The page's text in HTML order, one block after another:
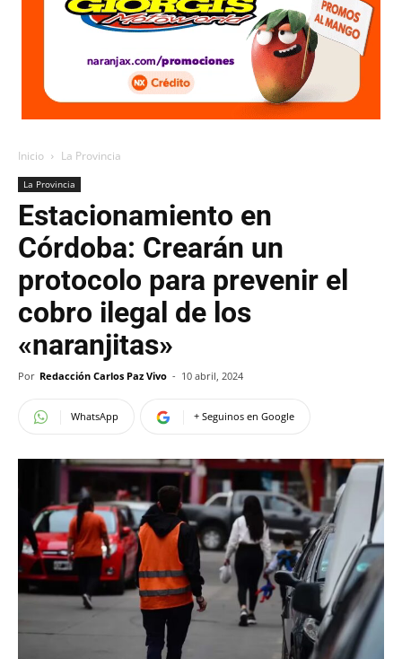
Inicio La Provincia
La Provincia
Estacionamiento en
Córdoba: Crearán un
protocolo para prevenir el
cobro ilegal de los
«naranjitas»
Por Redacción Carlos Paz Vivo - 10 abril, 2024
WhatsApp + Seguinos en Google